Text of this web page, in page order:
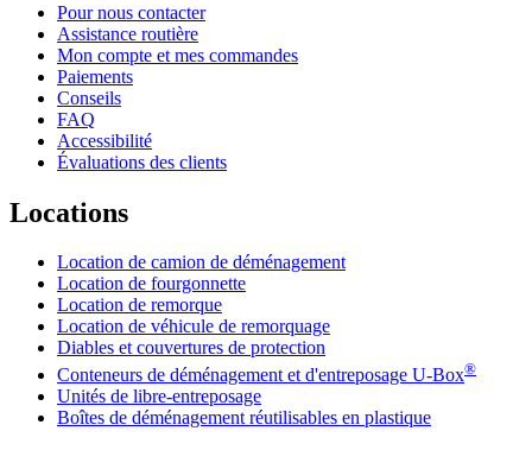
Pour nous contacter
Assistance routière
Mon compte et mes commandes
Paiements
Conseils
FAQ
Accessibilité
Évaluations des clients
Locations
Location de camion de déménagement
Location de fourgonnette
Location de remorque
Location de véhicule de remorquage
Diables et couvertures de protection
Conteneurs de déménagement et d'entreposage U-Box®
Unités de libre-entreposage
Boîtes de déménagement réutilisables en plastique